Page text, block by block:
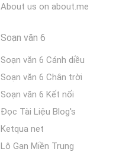
About us on about.me
Soạn văn 6
Soạn văn 6 Cánh diều
Soạn văn 6 Chân trời
Soạn văn 6 Kết nối
Đọc Tài Liệu Blog's
Ketqua net
Lô Gan Miền Trung